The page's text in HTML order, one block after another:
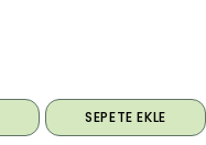
SEPETE EKLE